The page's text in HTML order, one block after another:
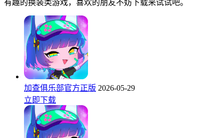
有趣的换装类游戏，喜欢的朋友不妨下载来试试吧。
加查俱乐部官方正版 2026-05-29
立即下载